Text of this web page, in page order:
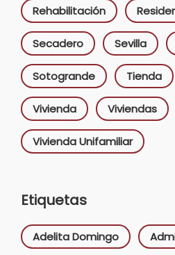
Rehabilitación
Secadero Sevilla
Sotogrande Tienda
Vivienda Viviendas
Vivienda Unifamiliar
Etiquetas
Adelita Domingo